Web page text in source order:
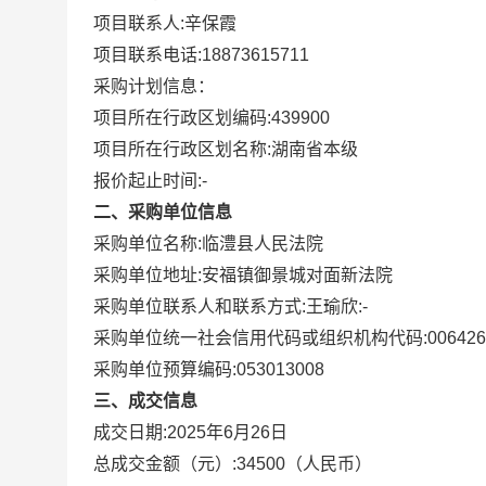
项目联系人:辛保霞
项目联系电话:18873615711
采购计划信息：
项目所在行政区划编码:439900
项目所在行政区划名称:湖南省本级
报价起止时间:-
二、采购单位信息
采购单位名称: 临澧县人民法院
采购单位地址:安福镇御景城对面新法院
采购单位联系人和联系方式:王瑜欣:-
采购单位统一社会信用代码或组织机构代码:
采购单位预算编码:053013008
三、成交信息
成交日期:2025年6月26日
总成交金额（元）:34500 （人民币）